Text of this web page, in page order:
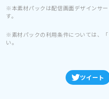
※本素材パックは配信画面デザインサ
す。
※素材パックの利用条件については、
い。
ツイート